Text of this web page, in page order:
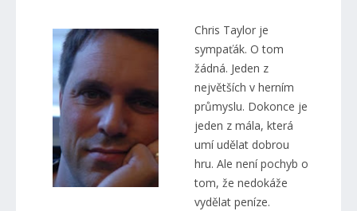
Chris Taylor je
sympaťák. O tom
žádná. Jeden z
největších v herním
průmyslu. Dokonce je
jeden z mála, která
umí udělat dobrou
hru. Ale není pochyb o
tom, že nedokáže
vydělat peníze.